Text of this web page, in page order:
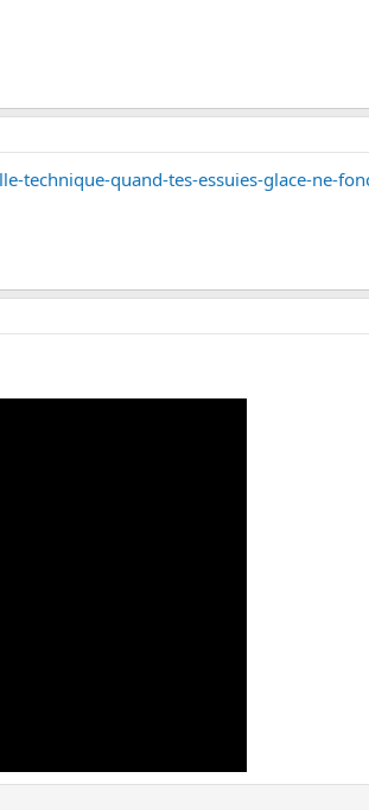
technique-quand-tes-essuies-glace-ne-